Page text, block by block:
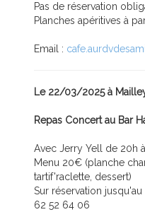
Pas de réservation
Planches apéritives à
Email :
Le 22/03/2025 à
Repas Concert au Bar
Avec Jerry Yell de 20h
Menu 20€ (planche
tartif'raclette, dessert)
Sur réservation
62 52 64 06